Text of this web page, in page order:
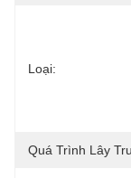
Loại:
Quá Trình Lây